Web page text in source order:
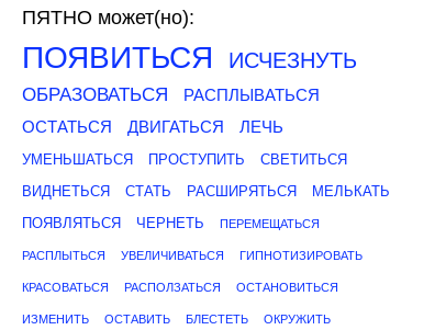
ПЯТНО может(но):
ПОЯВИТЬСЯ ИСЧЕЗНУТЬ
ОБРАЗОВАТЬСЯ
РАСПЛЫВАТЬСЯ
ОСТАТЬСЯ
ДВИГАТЬСЯ ЛЕЧЬ
УМЕНЬШАТЬСЯ ПРОСТУПИТЬ
СВЕТИТЬСЯ
ВИДНЕТЬСЯ
СТАТЬ РАСШИРЯТЬСЯ
МЕЛЬКАТЬ
ПОЯВЛЯТЬСЯ
ЧЕРНЕТЬ ПЕРЕМЕЩАТЬСЯ
РАСПЛЫТЬСЯ УВЕЛИЧИВАТЬСЯ ГИПНОТИЗИРОВАТЬ
КРАСОВАТЬСЯ РАСПОЛЗАТЬСЯ ОСТАНОВИТЬСЯ
ИЗМЕНИТЬ ОСТАВИТЬ БЛЕСТЕТЬ ОКРУЖИТЬ